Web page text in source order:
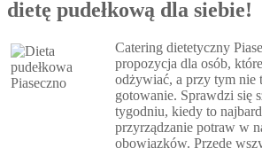
dietę pudełkową dla siebie!
Catering dietetyczny
propozycja dla osób,
odżywiać, a przy tym nie
gotowanie. Sprawdzi się
tygodniu, kiedy to
przyrządzanie potraw w
obowiązków. Przede